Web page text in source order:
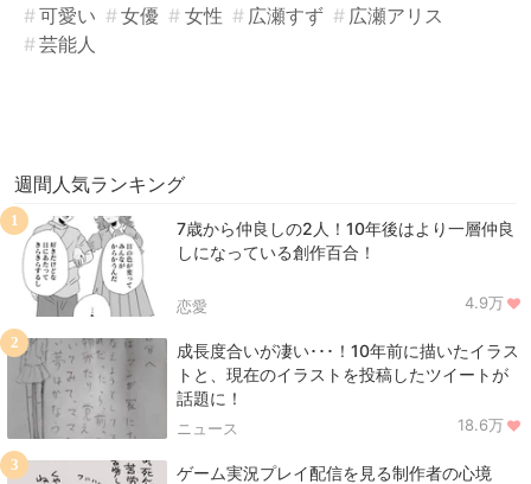
可愛い
女優 女性 広瀬すず
広瀬アリス
芸能人
週間人気ランキング
7歳から仲良しの2人！10年後はより一層仲良
しになっている創作百合！
恋愛 4.9万
1
成長度合いが凄い･･･！10年前に描いたイラス
トと、現在のイラストを投稿したツイートが
話題に！
ニュース 18.6万
2
ゲーム実況プレイ配信を見る制作者の心境
3